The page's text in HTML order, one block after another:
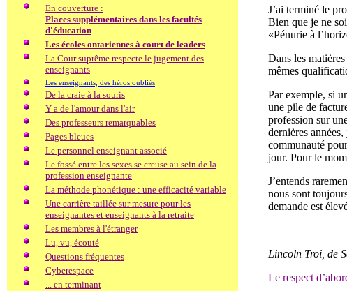
En couverture :
Places supplémentaires dans les facultés
d'éducation
Les écoles ontariennes à court de leaders
La Cour suprême respecte le jugement des
enseignants
Les enseignants, des héros oubliés
De la craie à la souris
Y a de l'amour dans l'air
Des professeurs remarquables
Pages bleues
Le personnel enseignant associé
Le fossé entre les sexes se creuse au sein de la
profession enseignante
La méthode phonétique : une efficacité variable
Une carrière taillée sur mesure pour les
enseignantes et enseignants à la retraite
Les membres à l'étranger
Lu, vu, écouté
Questions fréquentes
Cyberespace
... en terminant
J’ai terminé le
Bien que je ne
«Pénurie à
Dans les
mêmes
Par exemple, si
une pile de
profession sur
dernières
communauté
jour. Pour le
J’entends
nous sont
demande est
Lincoln Troi, de
Le respect